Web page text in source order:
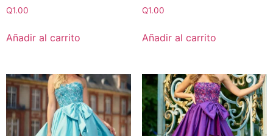
Q1.00
Añadir al carrito
Q1.00
Añadir al carrito